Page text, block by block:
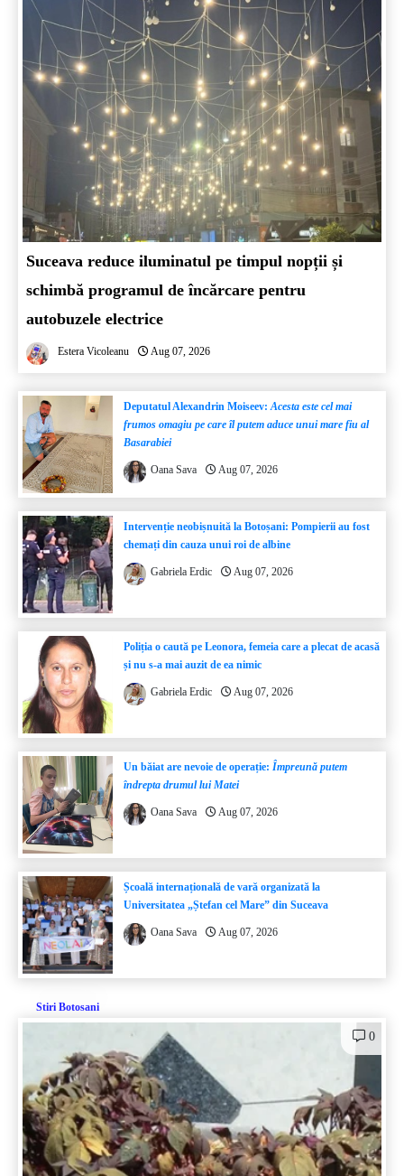
Suceava reduce iluminatul pe timpul nopții și
schimbă programul de încărcare pentru
autobuzele electrice
Estera Vicoleanu Aug 07, 2026
Deputatul Alexandrin Moiseev:Acesta este cel mai
frumos omagiu pe care îl putem aduce unui mare fiu al
Basarabiei
Oana Sava Aug 07, 2026
Intervenție neobișnuită la Botoșani: Pompierii au fost
chemați din cauza unui roi de albine
Gabriela Erdic Aug 07, 2026
Poliția o caută pe Leonora, femeia care a plecat de acasă
și nu s-a mai auzit de ea nimic
Gabriela Erdic Aug 07, 2026
Un băiat are nevoie de operație: Împreună putem
îndrepta drumul lui Matei
Oana Sava Aug 07, 2026
Școală internațională de vară organizată la
Universitatea „Ștefan cel Mare” din Suceava
Oana Sava Aug 07, 2026
Stiri Botosani
0